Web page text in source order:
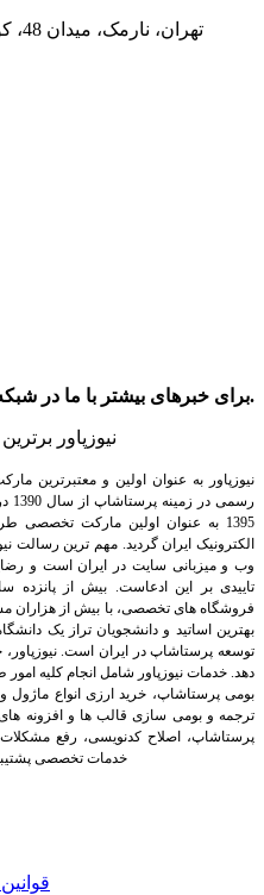
تهران، نارمک، میدان 48، کوچه شهید سیاوش، پلاک 16
برای خبرهای بیشتر با ما در شبکه های اجتماعی همراه باشید.
نیوزپاور
نیوزپاور به عنوان اولین و معتبرترین
1395 به عنوان اولین مارکت تخصصی
الکترونیک ایران گردید. مهم ترین
وب و میزبانی سایت در ایران است و
تاییدی بر این ادعاست. بیش از پانزده
فروشگاه های تخصصی، با بیش از هزاران
بهترین اساتید و دانشجویان تراز یک
توسعه پرستاشاپ در ایران است.
دهد. خدمات نیوزپاور شامل انجام کلیه
بومی پرستاشاپ، خرید ارزی انواع
ترجمه و بومی سازی قالب ها و افزونه
پرستاشاپ، اصلاح کدنویسی، رفع
خدمات تخصصی